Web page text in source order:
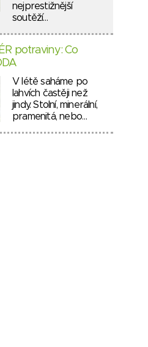
nejprestižnější
soutěží…
potraviny: Co
V létě saháme po
lahvích častěji než
jindy. Stolní, minerální,
pramenitá, nebo…